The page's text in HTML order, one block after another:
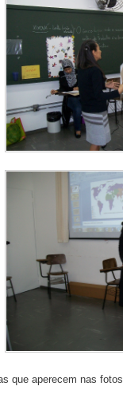
que aperecem nas